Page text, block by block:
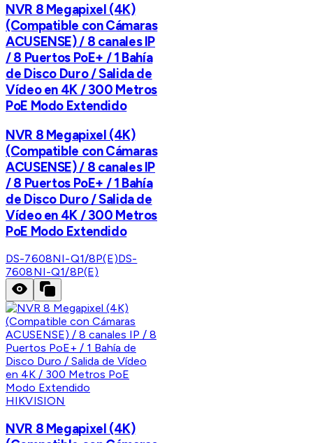
NVR 8 Megapixel (4K)
(Compatible con Cámaras
ACUSENSE) / 8 canales IP
/ 8 Puertos PoE+ / 1 Bahía
de Disco Duro / Salida de
Vídeo en 4K / 300 Metros
PoE Modo Extendido
NVR 8 Megapixel (4K)
(Compatible con Cámaras
ACUSENSE) / 8 canales IP
/ 8 Puertos PoE+ / 1 Bahía
de Disco Duro / Salida de
Vídeo en 4K / 300 Metros
PoE Modo Extendido
DS-7608NI-Q1/8P(E)DS-
7608NI-Q1/8P(E)
HIKVISION
NVR 8 Megapixel (4K)